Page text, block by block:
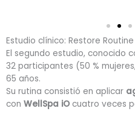
Estudio clínico: Restore Routine
El segundo estudio, conocido
32 participantes (50 %
65 años.
Su rutina consistió en aplicar
con WellSpa iO cuatro veces